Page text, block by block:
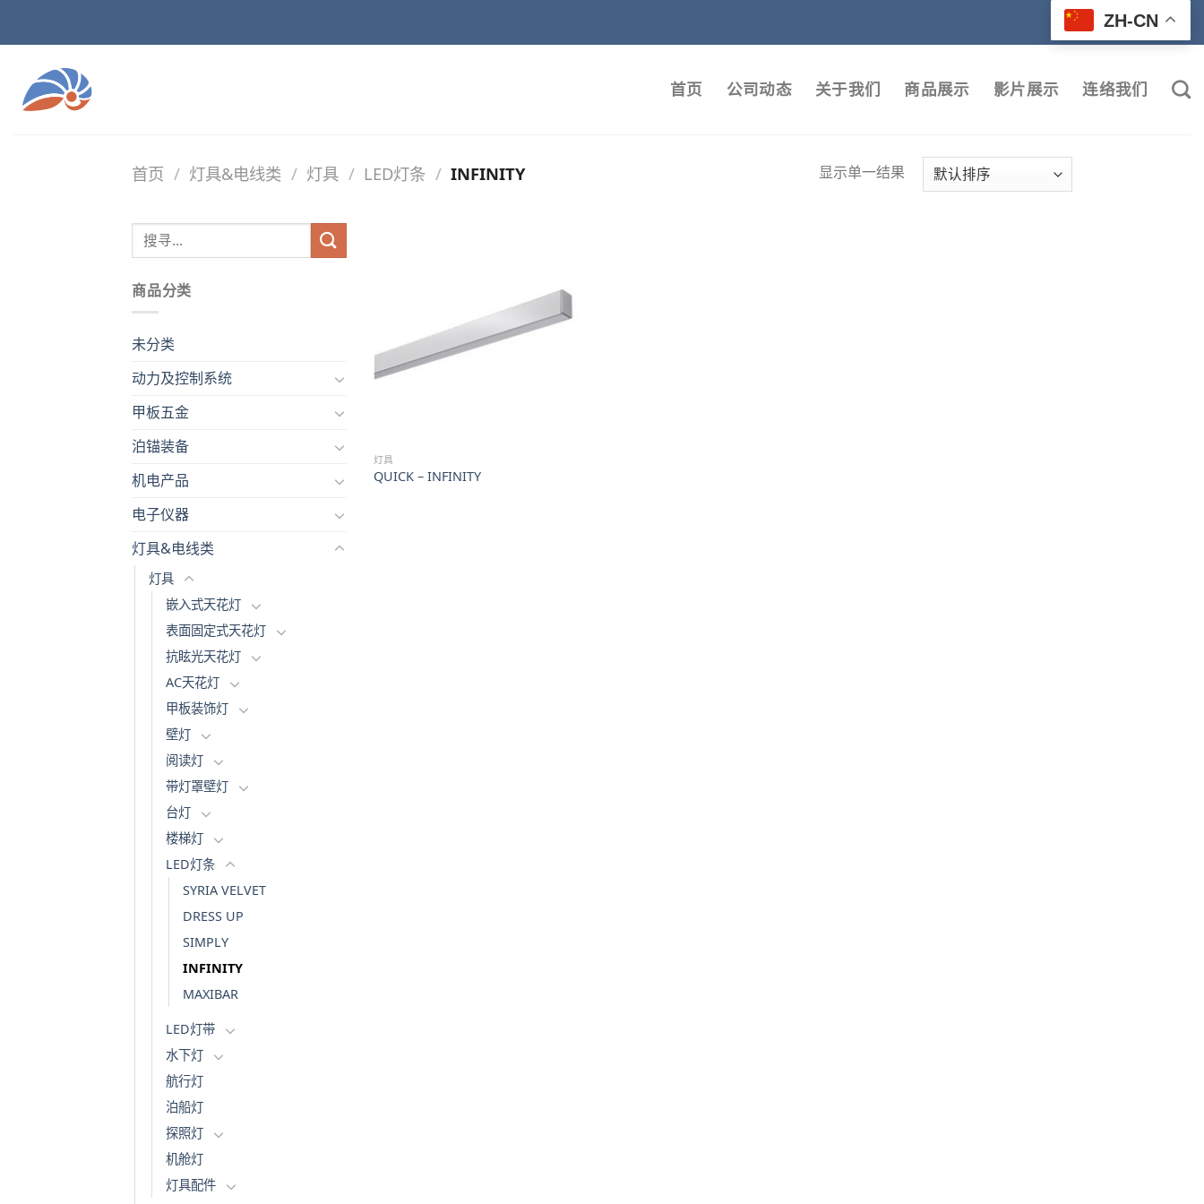
ZH-CN
首页 公司动态 关于我们 商品展示 影片展示 连络我们
首页 / 灯具&电线类 / 灯具 / LED灯条 / INFINITY 显示单一结果
商品分类
未分类
动力及控制系统
甲板五金
泊锚装备
机电产品
电子仪器
灯具&电线类
灯具
嵌入式天花灯
表面固定式天花灯
抗眩光天花灯
AC天花灯
甲板装饰灯
壁灯
阅读灯
带灯罩壁灯
台灯
楼梯灯
LED灯条
SYRIA VELVET
DRESS UP
SIMPLY
INFINITY
MAXIBAR
LED灯带
水下灯
航行灯
泊船灯
探照灯
机舱灯
灯具配件
灯具
QUICK – INFINITY